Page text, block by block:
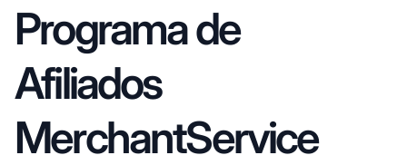
Programa de
Afiliados
MerchantService